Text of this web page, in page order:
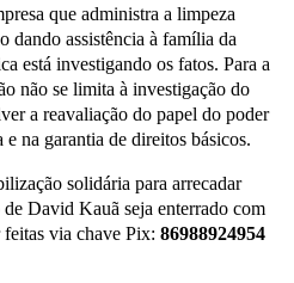
que administra a limpeza
dando assistência à família da
está investigando os fatos. Para a
não se limita à investigação do
a reavaliação do papel do poder
na garantia de direitos básicos.
solidária para arrecadar
David Kauã seja enterrado com
via chave Pix: 86988924954